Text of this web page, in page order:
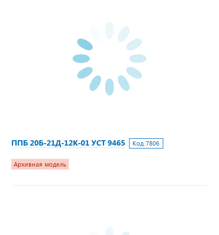
ППБ 20Б-21Д-12К-01 УСТ 9465 Код:7806
Архивная модель